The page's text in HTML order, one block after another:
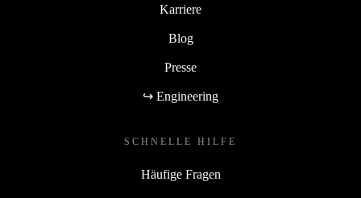
Karriere
Blog
Presse
↪ Engineering
SCHNELLE HILFE
Häufige Fragen